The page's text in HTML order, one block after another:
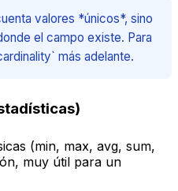
valores *únicos*, sino
el campo existe. Para
más adelante.
(min, max, avg, sum,
muy útil para un